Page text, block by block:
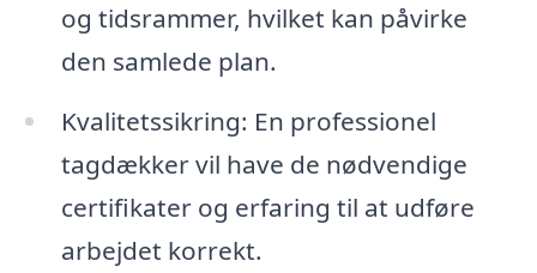
og tidsrammer, hvilket kan påvirke
den samlede plan.
Kvalitetssikring: En professionel
tagdækker vil have de nødvendige
certifikater og erfaring til at udføre
arbejdet korrekt.